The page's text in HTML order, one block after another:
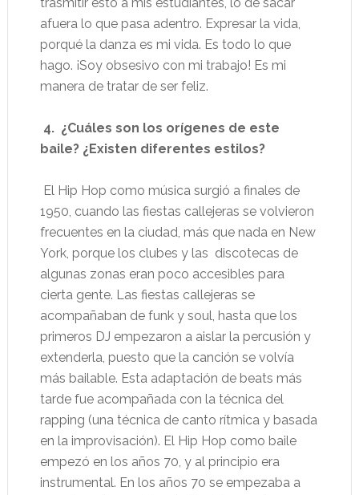
trasmitir esto a mis estudiantes, lo de sacar
afuera lo que pasa adentro. Expresar la vida,
porqué la danza es mi vida. Es todo lo que
hago. ¡Soy obsesivo con mi trabajo! Es mi
manera de tratar de ser feliz.
4. ¿Cuáles son los orígenes de este
baile? ¿Existen diferentes estilos?
El Hip Hop como música surgió a finales de
1950, cuando las fiestas callejeras se volvieron
frecuentes en la ciudad, más que nada en New
York, porque los clubes y las discotecas de
algunas zonas eran poco accesibles para
cierta gente. Las fiestas callejeras se
acompañaban de funk y soul, hasta que los
primeros DJ empezaron a aislar la percusión y
extenderla, puesto que la canción se volvía
más bailable. Esta adaptación de beats más
tarde fue acompañada con la técnica del
rapping (una técnica de canto rítmica y basada
en la improvisación). El Hip Hop como baile
empezó en los años 70, y al principio era
instrumental. En los años 70 se empezaba a